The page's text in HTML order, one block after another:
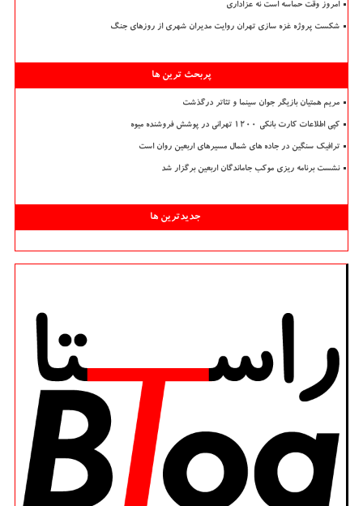
امروز وقت حماسه است نه عزاداری
شکست پروژه غزه سازی تهران روایت مدیران شهری از روزهای جنگ
پربحث ترین ها
مریم همتیان بازیگر جوان سینما و تئاتر درگذشت
کپی اطلاعات کارت بانکی ۱۲۰۰ تهرانی در پوشش فروشنده میوه
ترافیک سنگین در جاده های شمال مسیرهای اربعین روان است
نشست برنامه ریزی موکب جاماندگان اربعین برگزار شد
جدیدترین ها